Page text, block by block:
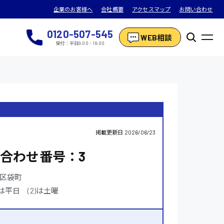
企業のお客様へ 会社概要 アクセスマップ お問い合わせ
0120-507-545
受付：平日9:00 - 18:00
WEB相談
掲載更新日 2026/06/23
わせ番号：3
袋町
平日 (2)は土曜